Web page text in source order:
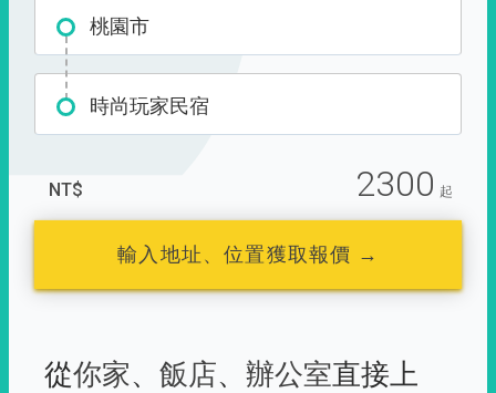
桃園市
時尚玩家民宿
NT$ 2300 起
輸入地址、位置獲取報價 →
從你家、 飯店、 辦公室直接上